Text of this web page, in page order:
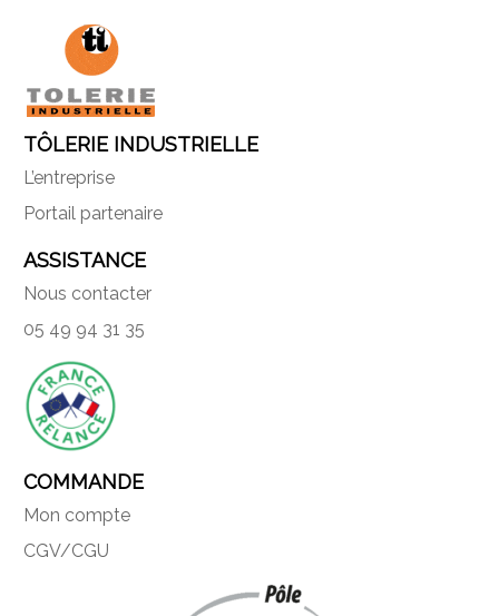
TÔLERIE INDUSTRIELLE
L’entreprise
Portail partenaire
ASSISTANCE
Nous contacter
05 49 94 31 35
COMMANDE
Mon compte
CGV/CGU